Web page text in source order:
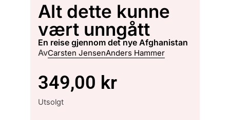
Alt dette kunne
vært unngått
en reise gjennom det nye Afghanistan
AvCarsten JensenAnders Hammer
349,00 kr
Utsolgt